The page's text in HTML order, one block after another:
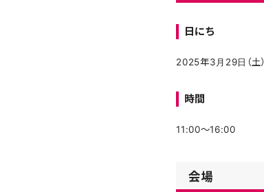
日にち
2025年3月29日（土）
時間
11:00～16:00
会場